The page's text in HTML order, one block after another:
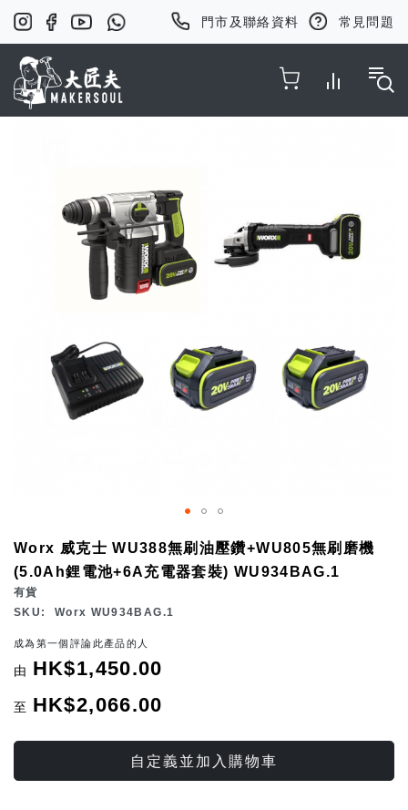
門市及聯絡資料 常見問題
Worx 威克士 WU388無刷油壓鑽+WU805無刷磨機
(5.0Ah鋰電池+6A充電器套裝) WU934BAG.1
有貨
SKU
Worx WU934BAG.1
成為第一個評論此產品的人
由 HK$1,450.00
至 HK$2,066.00
自定義並加入購物車
the
beginning
the
images
gallery